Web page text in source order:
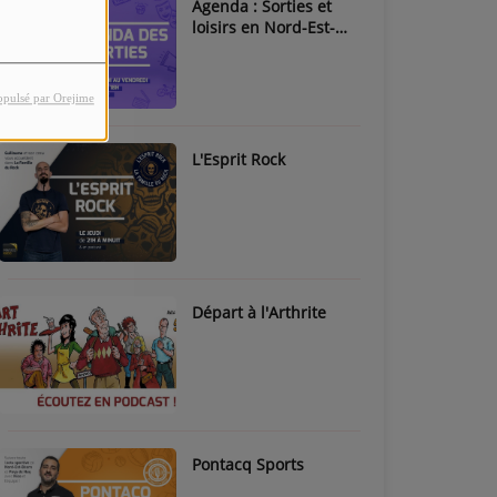
par Orejime
Agenda : Sorties et
loisirs en Nord-Est-
L'Esprit Rock
Départ à l'Arthrite
Pontacq Sports